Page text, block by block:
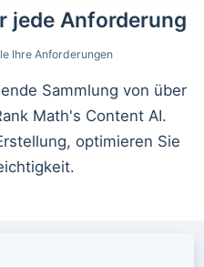
jede Anforderung
Ihre Anforderungen
Sammlung von über
Math's Content AI.
optimieren Sie